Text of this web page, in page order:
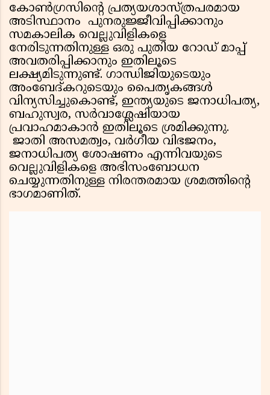
കോണ്‍ഗ്രസിന്റെ പ്രത്യയശാസ്ത്രപരമായ
അടിസ്ഥാനം പുനരുജ്ജീവിപ്പിക്കാനും
സമകാലിക വെല്ലുവിളികളെ
നേരിടുന്നതിനുള്ള ഒരു പുതിയ റോഡ് മാപ്പ്
അവതരിപ്പിക്കാനും ഇതിലൂടെ
ലക്ഷ്യമിടുന്നുണ്ട്. ഗാന്ധിജിയുടെയും
അംബേദ്കറുടെയും പൈതൃകങ്ങള്‍
വിന്യസിച്ചുകൊണ്ട്, ഇന്ത്യയുടെ ജനാധിപത്യ,
ബഹുസ്വര, സര്‍വാശ്ലേഷിയായ
പ്രവാഹമാകാന്‍ ഇതിലൂടെ ശ്രമിക്കുന്നു.
ജാതി അസമത്വം, വര്‍ഗീയ വിഭജനം,
ജനാധിപത്യ ശോഷണം എന്നിവയുടെ
വെല്ലുവിളികളെ അഭിസംബോധന
ചെയ്യുന്നതിനുള്ള നിരന്തരമായ ശ്രമത്തിന്റെ
ഭാഗമാണിത്.